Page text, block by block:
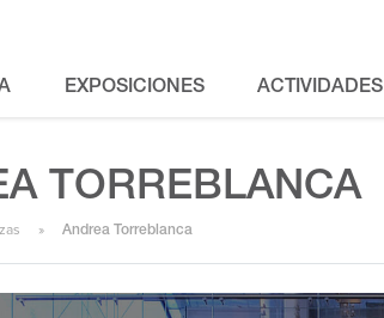
EXPOSICIONES ACTIVIDADES
TORREBLANCA
Andrea Torreblanca